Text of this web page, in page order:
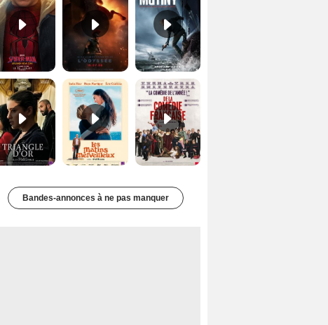
Les Matins merveilleux Bande-annonce VF De la Comédie-Française Teaser VF
Bandes-annonces à ne pas manquer